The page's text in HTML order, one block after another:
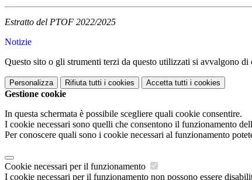
Estratto del PTOF 2022/2025
Notizie
Questo sito o gli strumenti terzi da questo utilizzati si avvalgono
Personalizza Rifiuta tutti i cookies Accetta tutti i cookies
Gestione cookie
In questa schermata è possibile scegliere quali cookie consentire.
I cookie necessari sono quelli che consentono il funzionamento
Per conoscere quali sono i cookie necessari al funzionamento
Cookie necessari per il funzionamento
I cookie necessari per il funzionamento non possono essere